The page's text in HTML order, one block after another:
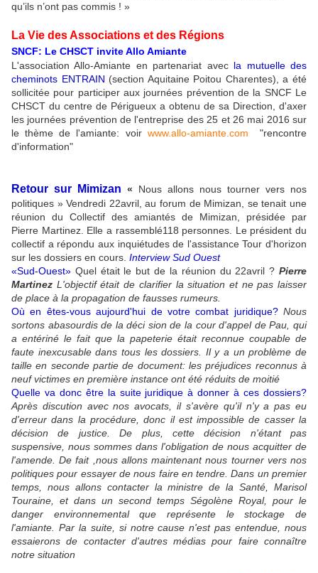
qu’ils n’ont pas commis ! »
La Vie des Associations et des Régions
SNCF: Le CHSCT invite Allo Amiante
L'association Allo-Amiante en partenariat avec la mutuelle des
cheminots ENTRAIN (section Aquitaine Poitou Charentes), a été
sollicitée pour participer aux journées prévention de la SNCF Le
CHSCT du centre de Périgueux a obtenu de sa Direction, d'axer
les journées prévention de l'entreprise des 25 et 26 mai 2016 sur
le thème de l'amiante: voir www.allo-amiante.com "rencontre
d'information"
Retour sur Mimizan « Nous allons nous tourner vers nos
politiques » Vendredi 22avril, au forum de Mimizan, se tenait une
réunion du Collectif des amiantés de Mimizan, présidée par
Pierre Martinez. Elle a rassemblé118 personnes. Le président du
collectif a répondu aux inquiétudes de l'assistance Tour d'horizon
sur les dossiers en cours. Interview Sud Ouest
«Sud-Ouest» Quel était le but de la réunion du 22avril ? Pierre
Martinez L'objectif était de clarifier la situation et ne pas laisser
de place à la propagation de fausses rumeurs.
Où en êtes-vous aujourd'hui de votre combat juridique? Nous
sortons abasourdis de la déci­ sion de la cour d'appel de Pau, qui
a entériné le fait que la papeterie était reconnue coupable de
faute inexcusable dans tous les dossiers. Il y a un problème de
taille en seconde partie de document: les préjudices reconnus à
neuf victimes en première instance ont été réduits de moitié
Quelle va donc être la suite juridique à donner à ces dossiers?
Après discution avec nos avocats, il s'avère qu'il n'y a pas eu
d'erreur dans la procédure, donc il est impossible de casser la
décision de justice. De plus, cette décision n'étant pas
suspensive, nous sommes dans l'obligation de nous acquitter de
l'amende. De fait ,nous allons maintenant nous tourner vers nos
poli­tiques pour essayer de nous faire en­ tendre. Dans un premier
temps, nous allons contacter la ministre de la Santé, Marisol
Touraine, et dans un second temps Ségolène Royal, pour le
danger environnemental que représente le stockage de
l'amiante. Par la suite, si notre cause n'est pas entendue, nous
essaierons de contacter d'autres médias pour faire connaître
notre situation